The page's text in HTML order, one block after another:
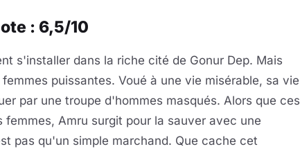
: 6,5/10
s'installer dans la riche cité de Gonur Dep. Mais
puissantes. Voué à une vie misérable, sa vie
par une troupe d'hommes masqués. Alors que ces
Amru surgit pour la sauver avec une
pas qu'un simple marchand. Que cache cet